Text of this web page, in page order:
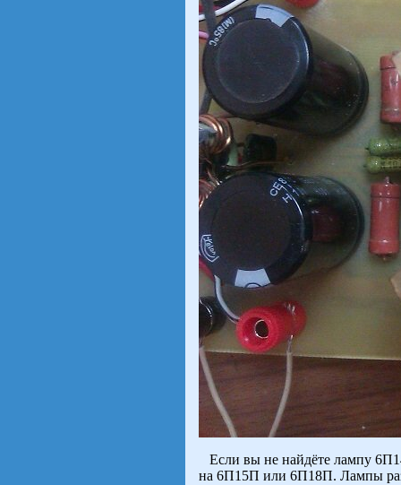
Если вы не найдёте лампу
на 6П15П или 6П18П. Лампы